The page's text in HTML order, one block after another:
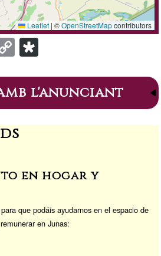
Leaflet | ©OpenStreetMapcontributors
C
o
p
y
Li
n
s
p
or
l'anunciant
en hogar y
que podáis ayudarnos en el espacio de
en Junas: